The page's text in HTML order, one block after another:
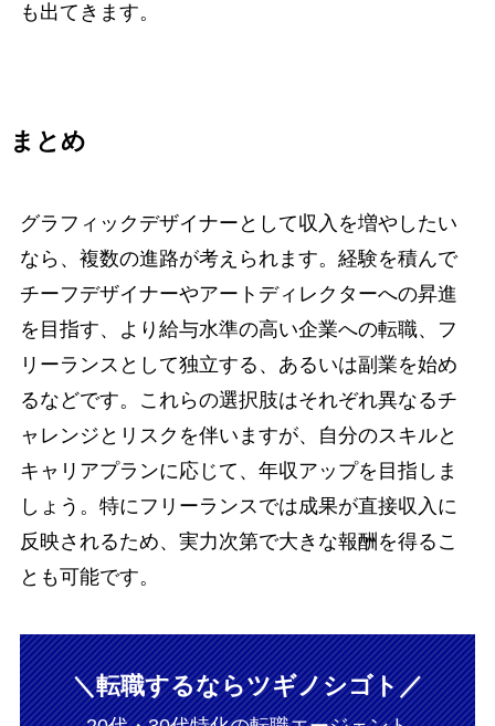
も出てきます。
まとめ
グラフィックデザイナーとして収入を増やしたい
なら、複数の進路が考えられます。経験を積んで
チーフデザイナーやアートディレクターへの昇進
を目指す、より給与水準の高い企業への転職、フ
リーランスとして独立する、あるいは副業を始め
るなどです。これらの選択肢はそれぞれ異なるチ
ャレンジとリスクを伴いますが、自分のスキルと
キャリアプランに応じて、年収アップを目指しま
しょう。特にフリーランスでは成果が直接収入に
反映されるため、実力次第で大きな報酬を得るこ
とも可能です。
＼転職するならツギノシゴト／